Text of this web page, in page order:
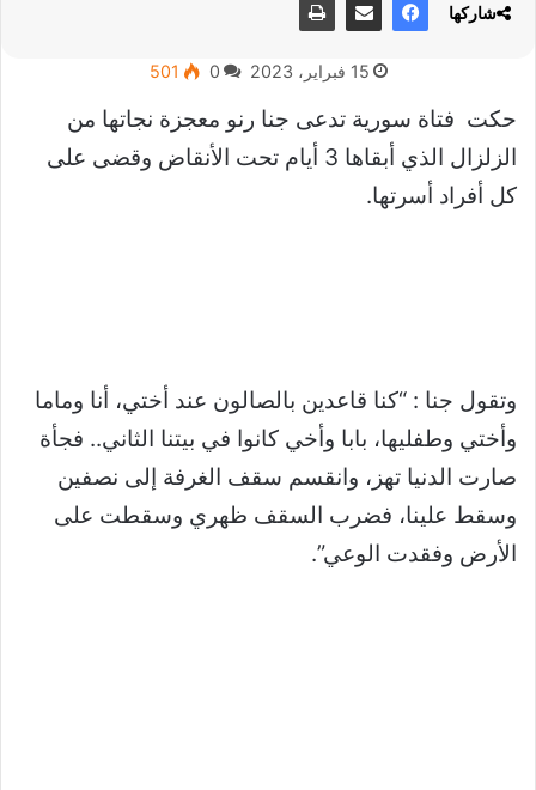
15 فبراير، 2023 0
501
حكت فتاة سورية تدعى جنا رنو معجزة نجاتها من
الزلزال الذي أبقاها 3 أيام تحت الأنقاض وقضى على
كل أفراد أسرتها.
وتقول جنا : “كنا قاعدين بالصالون عند أختي، أنا وماما
وأختي وطفليها، بابا وأخي كانوا في بيتنا الثاني.. فجأة
صارت الدنيا تهز، وانقسم سقف الغرفة إلى نصفين
وسقط علينا، فضرب السقف ظهري وسقطت على
الأرض وفقدت الوعي”.
شاركها